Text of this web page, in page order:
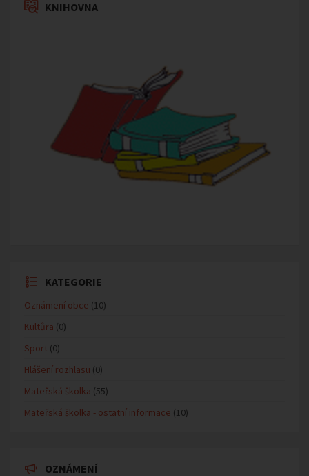
KNIHOVNA
KATEGORIE
Oznámení obce (10)
Kultůra (0)
Sport (0)
Hlášení rozhlasu (0)
Mateřská školka (55)
Mateřská školka - ostatní informace (10)
OZNÁMENÍ